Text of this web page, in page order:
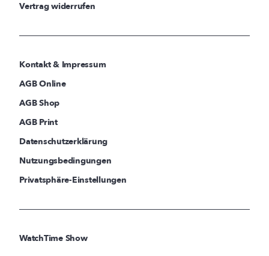
Vertrag widerrufen
Kontakt & Impressum
AGB Online
AGB Shop
AGB Print
Datenschutzerklärung
Nutzungsbedingungen
Privatsphäre-Einstellungen
WatchTime Show